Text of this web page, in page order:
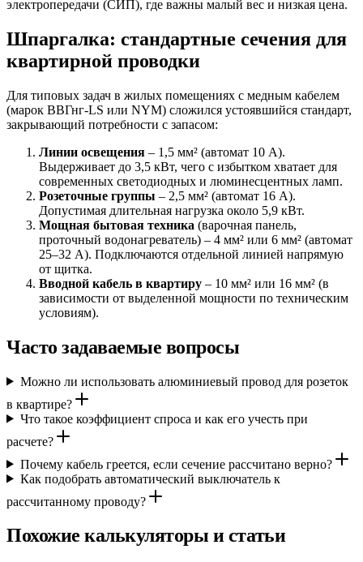
электропередачи (СИП), где важны малый вес и низкая цена.
Шпаргалка: стандартные сечения для
квартирной проводки
Для типовых задач в жилых помещениях с медным кабелем
(марок ВВГнг-LS или NYM) сложился устоявшийся стандарт,
закрывающий потребности с запасом:
Линии освещения – 1,5 мм² (автомат 10 А).
Выдерживает до 3,5 кВт, чего с избытком хватает для
современных светодиодных и люминесцентных ламп.
Розеточные группы – 2,5 мм² (автомат 16 А).
Допустимая длительная нагрузка около 5,9 кВт.
Мощная бытовая техника (варочная панель,
проточный водонагреватель) – 4 мм² или 6 мм² (автомат
25–32 А). Подключаются отдельной линией напрямую
от щитка.
Вводной кабель в квартиру – 10 мм² или 16 мм² (в
зависимости от выделенной мощности по техническим
условиям).
Часто задаваемые вопросы
Можно ли использовать алюминиевый провод для розеток
в квартире?
Что такое коэффициент спроса и как его учесть при
расчете?
Почему кабель греется, если сечение рассчитано верно?
Как подобрать автоматический выключатель к
рассчитанному проводу?
Похожие калькуляторы и статьи